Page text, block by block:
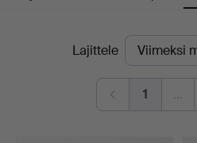
Magasin
LopullisetLajittele
1 …